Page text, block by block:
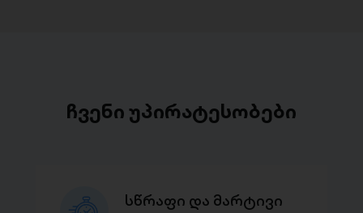
ჩვენი უპირატესობები
სწრაფი და მარტივი